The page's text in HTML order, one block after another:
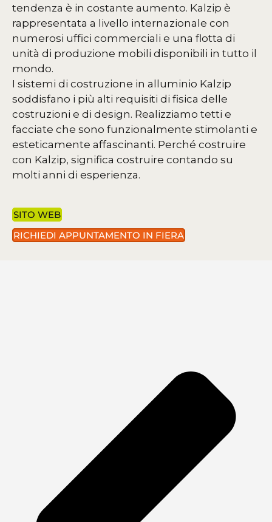
tendenza è in costante aumento. Kalzip è
rappresentata a livello internazionale con
numerosi uffici commerciali e una flotta di
unità di produzione mobili disponibili in tutto il
mondo.
I sistemi di costruzione in alluminio Kalzip
soddisfano i più alti requisiti di fisica delle
costruzioni e di design. Realizziamo tetti e
facciate che sono funzionalmente stimolanti e
esteticamente affascinanti. Perché costruire
con Kalzip, significa costruire contando su
molti anni di esperienza.
SITO WEB
RICHIEDI APPUNTAMENTO IN FIERA